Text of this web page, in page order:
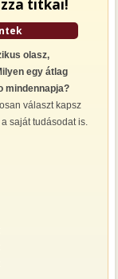
titkai!
olasz,
egy átlag
mindennapja?
választ kapsz
saját tudásodat is.